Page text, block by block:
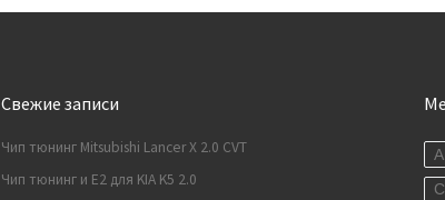
Свежие записи
Чип тюнинг Mitsubishi Lancer X 2.0 CVT
Чип тюнинг и E2 для KIA K5 2.0